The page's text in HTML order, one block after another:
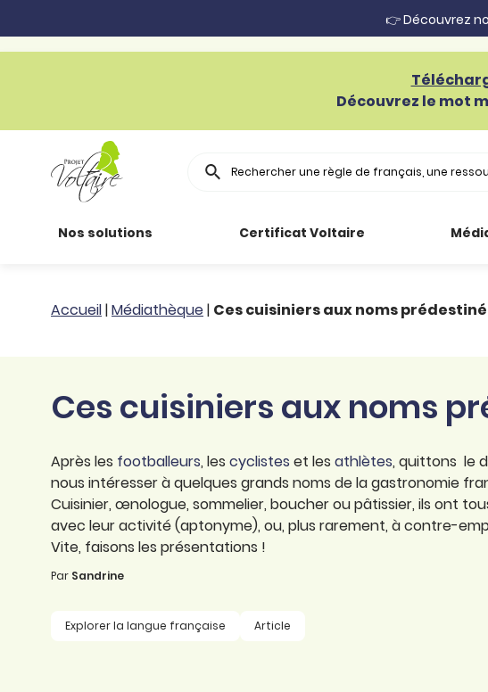
👉 Découvrez
Découvrez le mot
Rechercher
Nos solutions
Particuliers
Organismes de
formation
Certifier ses compétences
Évaluer le niveau de ses
salariés
Certificat Voltaire
Toutes nos
professionnel
Aider ses enfants
Accompagner ses
salariés
Explorer la langue
Conjugaison
d’orthographe
Toutes nos fiches
Accueil|Médiathèque| Ces cuisiniers aux noms
Ces cuisiniers aux noms
Après les footballeurs, les cyclistes et les athlètes, quittons le
nous intéresser à quelques grands noms de la gastronomie
Cuisinier, œnologue, sommelier, boucher ou pâtissier, ils ont
avec leur activité (aptonyme), ou, plus rarement, à contre-
Vite, faisons les présentations !
Par Sandrine
Explorer la langue française Article